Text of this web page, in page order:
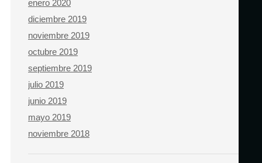
enero 2020
diciembre 2019
noviembre 2019
octubre 2019
septiembre 2019
julio 2019
junio 2019
mayo 2019
noviembre 2018